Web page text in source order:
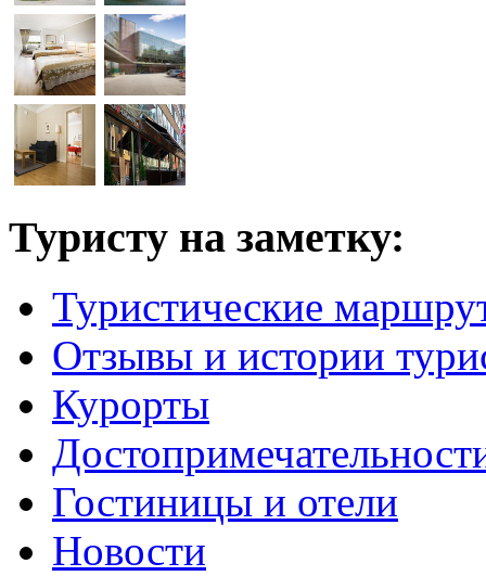
Туристу на заметку:
Туристические
Отзывы и истории
Курорты
Гостиницы и отели
Новости